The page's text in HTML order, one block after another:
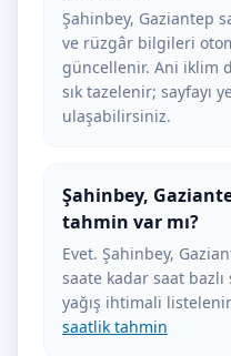
Şahinbey, Gaziantep
ve rüzgâr bilgileri
güncellenir. Ani iklim
sık tazelenir; sayfayı
ulaşabilirsiniz.
Şahinbey,
tahmin var mı?
Evet. Şahinbey,
saate kadar saat bazlı
yağış ihtimali
saatlik tahmin